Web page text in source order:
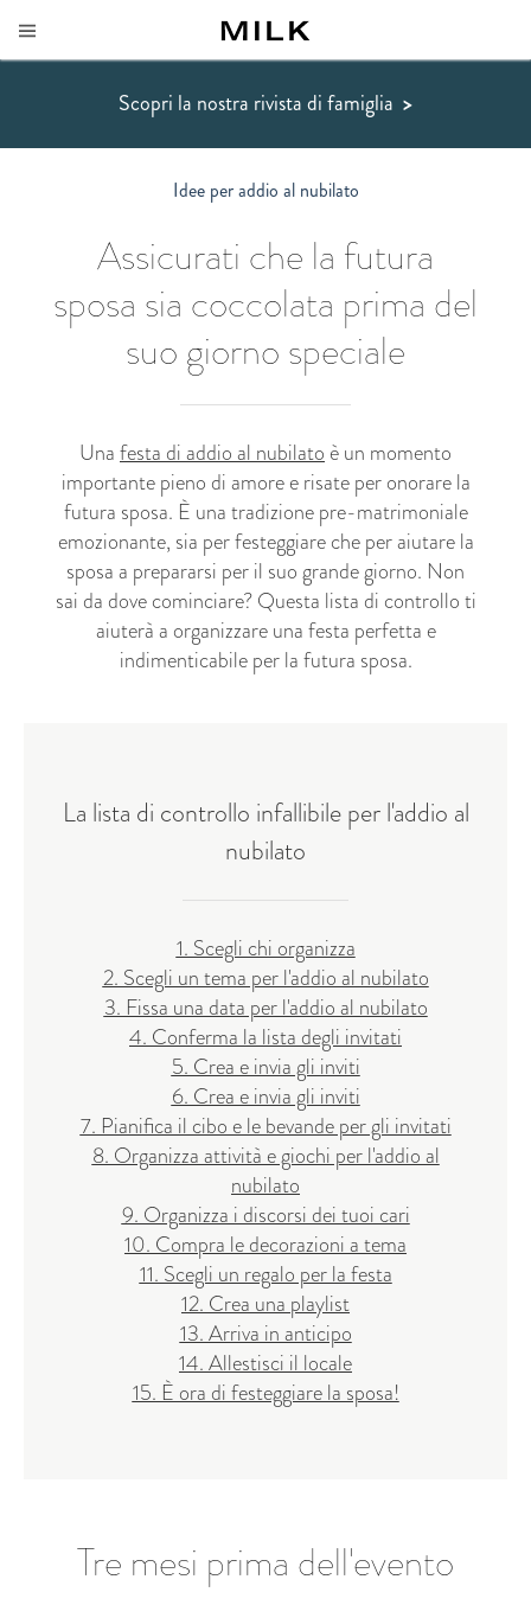
Scopri la nostra rivista di famiglia >
Idee per addio al nubilato
Assicurati che la futura
sposa sia coccolata prima del
suo giorno speciale
Unafesta di addio al nubilato è un momento
importante pieno di amore e risate per onorare la
futura sposa. È una tradizione pre-matrimoniale
emozionante, sia per festeggiare che per aiutare la
sposa a prepararsi per il suo grande giorno. Non
sai da dove cominciare? Questa lista di controllo ti
aiuterà a organizzare una festa perfetta e
indimenticabile per la futura sposa.
La lista di controllo infallibile per l'addio al
nubilato
1. Scegli chi organizza
2. Scegli un tema per l'addio al nubilato
3. Fissa una data per l'addio al nubilato
4. Conferma la lista degli invitati
5. Crea e invia gli inviti
6. Crea e invia gli inviti
7. Pianifica il cibo e le bevande per gli invitati
8. Organizza attività e giochi per l'addio al
nubilato
9. Organizza i discorsi dei tuoi cari
10. Compra le decorazioni a tema
11. Scegli un regalo per la festa
12. Crea una playlist
13. Arriva in anticipo
14. Allestisci il locale
15. È ora di festeggiare la sposa!
Tre mesi prima dell'evento